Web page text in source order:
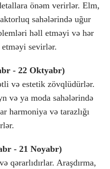
önəm verirlər. Elm,
sahələrində uğur
həll etməyi və hər
sevirlər.
- 22 Oktyabr)
və estetik zövqlüdürlər.
və ya moda sahələrində
harmoniya və tarazlığı
- 21 Noyabr)
qərarlıdırlar. Araşdırma,